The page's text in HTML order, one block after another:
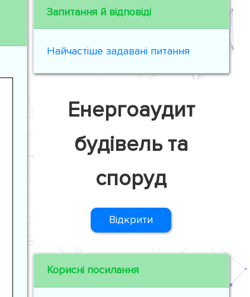
Запитання й відповіді
Найчастіше задавані питання
Енергоаудит
будівель та
споруд
Відкрити
Корисні посилання